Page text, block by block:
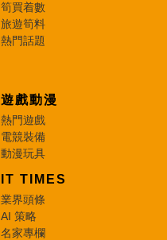
筍買着數
旅遊筍料
熱門話題
遊戲動漫
熱門遊戲
電競裝備
動漫玩具
IT TIMES
業界頭條
AI 策略
名家專欄